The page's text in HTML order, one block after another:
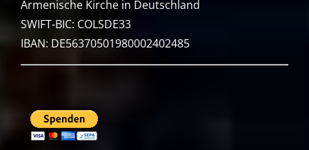
Armenische Kirche in Deutschland
SWIFT-BIC: COLSDE33
IBAN: DE56370501980002402485